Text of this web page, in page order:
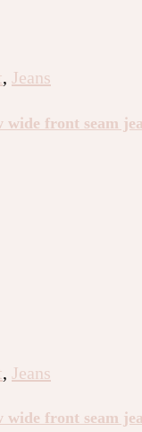
, Jeans
front seam
, Jeans
front seam